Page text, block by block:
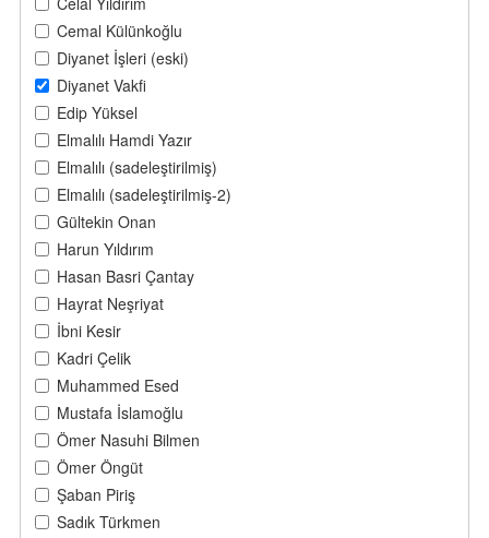
Cemal Külünkoğlu
Diyanet İşleri (eski)
Diyanet Vakfi
Edip Yüksel
Elmalılı Hamdi Yazır
Elmalılı (sadeleştirilmiş)
Elmalılı (sadeleştirilmiş-2)
Gültekin Onan
Harun Yıldırım
Hasan Basri Çantay
Hayrat Neşriyat
İbni Kesir
Kadri Çelik
Muhammed Esed
Mustafa İslamoğlu
Ömer Nasuhi Bilmen
Ömer Öngüt
Şaban Piriş
Sadık Türkmen